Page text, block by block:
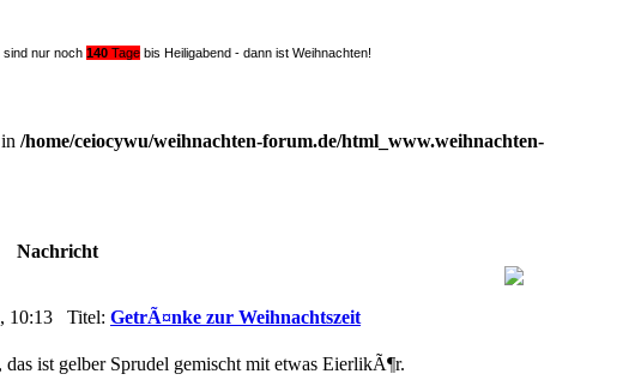
sind nur noch 140 Tage bis Heiligabend - dann ist Weihnachten!
/home/ceiocywu/weihnachten-forum.de/html_www.weihnachten-
Nachricht
10:13 Titel: GetrÃ¤nke zur Weihnachtszeit
ist gelber Sprudel gemischt mit etwas EierlikÃ¶r.